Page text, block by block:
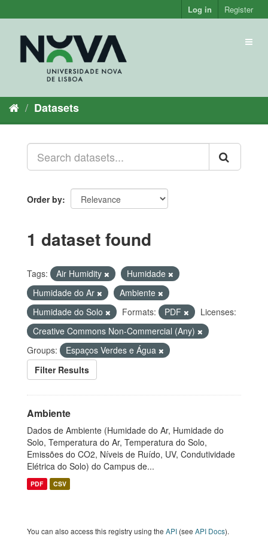
to
Log in Register
Datasets
Order by
1 dataset found
Tags: Air Humidity
Humidade
Humidade do Ar
Ambiente
Humidade do Solo
Formats: PDF
Licenses:
Creative Commons Non-Commercial (Any)
Groups:
Espaços Verdes e Água
Filter Results
Ambiente
Dados de Ambiente (Humidade do Ar, Humidade do
Solo, Temperatura do Ar, Temperatura do Solo,
Emissões do CO2, Níveis de Ruído, UV, Condutividade
Elétrica do Solo) do Campus de...
PDF CSV
You can also access this registry using the API (see API Docs).